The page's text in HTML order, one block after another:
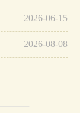
2026-06-15
2026-08-08